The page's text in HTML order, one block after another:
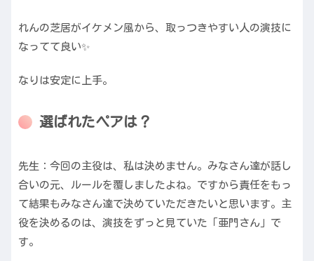
れんの芝居がイケメン風から、取っつきやすい人の演技に
なってて良い✨
なりは安定に上手。
選ばれたペアは？
先生：今回の主役は、私は決めません。みなさん達が話し
合いの元、ルールを覆しましたよね。ですから責任をもっ
て結果もみなさん達で決めていただきたいと思います。主
役を決めるのは、演技をずっと見ていた「亜門さん」で
す。